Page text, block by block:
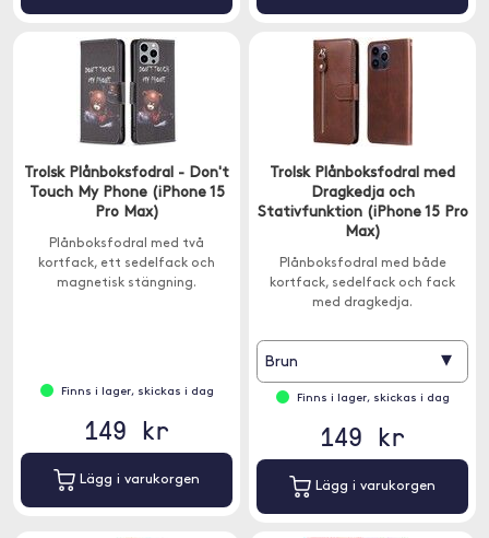
Trolsk Plånboksfodral - Don't
Touch My Phone (iPhone 15
Pro Max)
Plånboksfodral med två
kortfack, ett sedelfack och
magnetisk stängning.
Finns i lager, skickas i dag
149 kr
Lägg i varukorgen
Trolsk Plånboksfodral med
Dragkedja och
Stativfunktion (iPhone 15 Pro
Max)
Plånboksfodral med både
kortfack, sedelfack och fack
med dragkedja.
Brun ▾
Finns i lager, skickas i dag
149 kr
Lägg i varukorgen